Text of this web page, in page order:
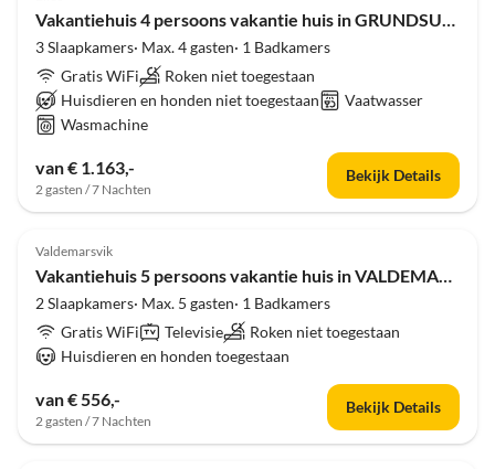
Vakantiehuis 4 persoons vakantie huis in GRUNDSUND
3 Slaapkamers· Max. 4 gasten· 1 Badkamers
Gratis WiFi
Roken niet toegestaan
Huisdieren en honden niet toegestaan
Vaatwasser
Wasmachine
van € 1.163,-
2 gasten / 7 Nachten
Bekijk Details
4.0 (5)
Valdemarsvik
Vakantiehuis 5 persoons vakantie huis in VALDEMARSVIK-By Traum
2 Slaapkamers· Max. 5 gasten· 1 Badkamers
Gratis WiFi
Televisie
Roken niet toegestaan
Huisdieren en honden toegestaan
van € 556,-
2 gasten / 7 Nachten
Bekijk Details
4.0 (5)